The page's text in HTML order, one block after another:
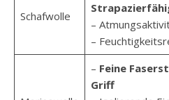
Schafwolle
–
–
– Feine
Griff